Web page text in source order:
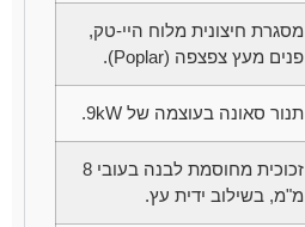
מסגרת חיצונית מלוח היי-טק,
פנים מעץ צפצפה (Poplar).
תנור סאונה בעוצמה של 9kW.
זכוכית מחוסמת לבנה בעובי 8
מ"מ, בשילוב ידית עץ.